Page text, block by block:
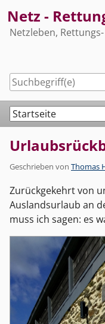
to
content
Netz -
Netzleben,
Navigation
Geschrieben von Thomas
Zurückgekehrt von
Auslandsurlaub an
muss ich sagen: es